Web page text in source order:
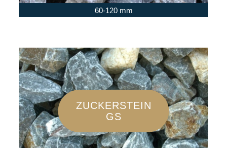
60-120 mm
ZUCKERSTEIN
GS